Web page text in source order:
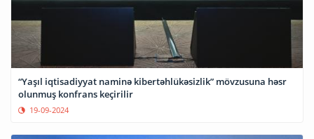
“Yaşıl iqtisadiyyat naminə kibertəhlükəsizlik” mövzusuna həsr
olunmuş konfrans keçirilir
19-09-2024